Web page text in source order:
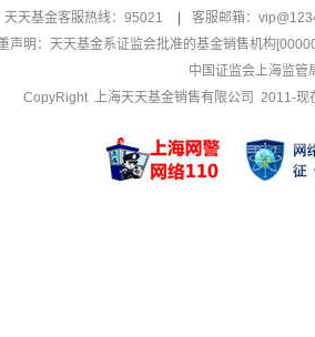
天天基金客服热线：95021
客服邮箱：
声明： 天天基金系证监会批准的基金销售机构
中国证监会上海监管
CopyRight 上海天天基金销售有限公司 2011-